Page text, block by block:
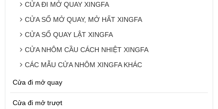
CỬA ĐI MỞ QUAY XINGFA
CỬA SỔ MỞ QUAY, MỞ HẤT XINGFA
CỬA SỔ QUAY LẬT XINGFA
CỬA NHÔM CẦU CÁCH NHIỆT XINGFA
CÁC MẪU CỬA NHÔM XINGFA KHÁC
Cửa đi mở quay
Cửa đi mở trượt